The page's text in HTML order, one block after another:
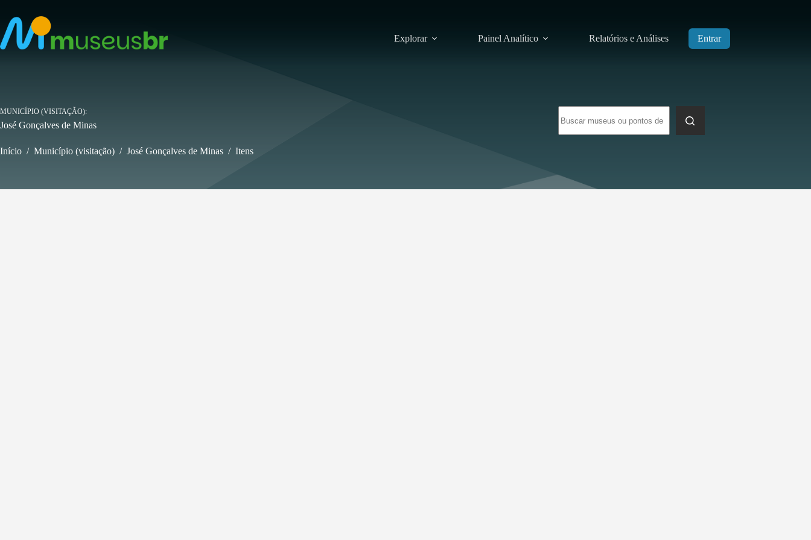
para
conteúdo
Explorar Painel Analítico Relatórios e Análises Entrar
resultados
MUNICÍPIO (VISITAÇÃO)
José Gonçalves de Minas
Início / Município (visitação) / José Gonçalves de Minas / Itens